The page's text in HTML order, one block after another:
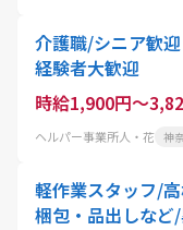
介護職/シニア歓
経験者大歓迎
時給1,900円～
ヘルパー事業所人・花 神
軽作業スタッフ/
梱包・品出しな